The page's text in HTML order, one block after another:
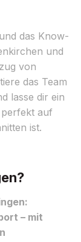
das Know-
und
von
das Team
lasse dir ein
auf
ist.
– mit